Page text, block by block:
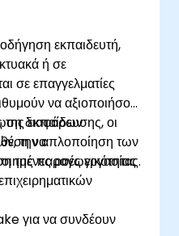
πρακτικές για την
εκπαιδευτή,
ή σε
σε επαγγελματίες
να αξιοποιήσουν
διαφόρων
την απλοποίηση των
της παραγωγικότητας.
εκπαίδευσης, οι
θέση να:
ροές εργασίας
για να συνδέουν